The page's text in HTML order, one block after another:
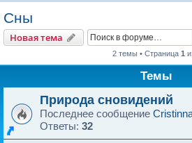
Сны
Новая тема
2 темы • Страница 1
Темы
Природа сновидений
Последнее сообщение
Ответы: 32